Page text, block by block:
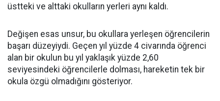
üstteki ve alttaki okulların yerleri aynı kaldı.
Değişen esas unsur, bu okullara yerleşen öğrencilerin
başarı düzeyiydi. Geçen yıl yüzde 4 civarında öğrenci
alan bir okulun bu yıl yaklaşık yüzde 2,60
seviyesindeki öğrencilerle dolması, hareketin tek bir
okula özgü olmadığını gösteriyor.